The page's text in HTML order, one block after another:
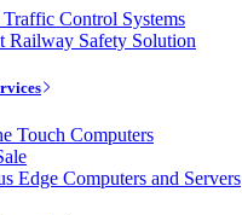
Control Systems
Railway Safety Solution
Touch Computers
Edge Computers and Servers